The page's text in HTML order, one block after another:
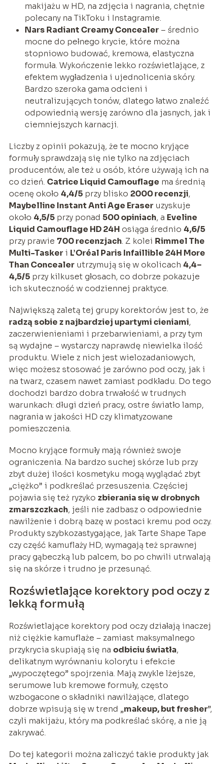
makijażu w HD, na zdjęcia i nagrania, chętnie
polecany na TikToku i Instagramie.
Nars Radiant Creamy Concealer– średnio
mocne do pełnego krycie, które można
stopniowo budować, kremowa, elastyczna
formuła. Wykończenie lekko rozświetlające, z
efektem wygładzenia i ujednolicenia skóry.
Bardzo szeroka gama odcieni i
neutralizujących tonów, dlatego łatwo znaleźć
odpowiednią wersję zarówno dla jasnych, jak i
ciemniejszych karnacji.
Liczby z opinii pokazują, że te mocno kryjące
formuły sprawdzają się nie tylko na zdjęciach
producentów, ale też u osób, które używają ich na
co dzień. Catrice Liquid Camouflage ma średnią
ocenę około 4,4/5przy blisko 2000 recenzji,
Maybelline Instant Anti Age Eraseruzyskuje
około 4,5/5przy ponad 500 opiniach, a Eveline
Liquid Camouflage HD 24H osiąga średnio 4,6/5
przy prawie 700 recenzjach. Z kolei Rimmel The
Multi-Taskeri L’Oréal Paris Infaillible 24H More
Than Concealerutrzymują się w okolicach 4,4–
4,5/5przy kilkuset głosach, co dobrze pokazuje
ich skuteczność w codziennej praktyce.
Największą zaletą tej grupy korektorów jest to, że
radzą sobie z najbardziej upartymi cieniami,
zaczerwienieniami i przebarwieniami, a przy tym
są wydajne – wystarczy naprawdę niewielka ilość
produktu. Wiele z nich jest wielozadaniowych,
więc możesz stosować je zarówno pod oczy, jak i
na twarz, czasem nawet zamiast podkładu. Do tego
dochodzi bardzo dobra trwałość w trudnych
warunkach: długi dzień pracy, ostre światło lamp,
nagrania w jakości HD czy klimatyzowane
pomieszczenia.
Mocno kryjące formuły mają również swoje
ograniczenia. Na bardzo suchej skórze lub przy
zbyt dużej ilości kosmetyku mogą wyglądać zbyt
„ciężko” i podkreślać przesuszenia. Częściej
pojawia się też ryzyko zbierania się w drobnych
zmarszczkach, jeśli nie zadbasz o odpowiednie
nawilżenie i dobrą bazę w postaci kremu pod oczy.
Produkty szybkozastygające, jak Tarte Shape Tape
czy część kamuflaży HD, wymagają też sprawnej
pracy gąbeczką lub palcem, bo po chwili utrwalają
się na skórze i trudno je przesunąć.
Rozświetlające korektory pod oczy z
lekką formułą
Rozświetlające korektory pod oczy działają inaczej
niż ciężkie kamuflaże – zamiast maksymalnego
przykrycia skupiają się na odbiciu światła,
delikatnym wyrównaniu kolorytu i efekcie
„wypoczętego” spojrzenia. Mają zwykle lżejsze,
serumowe lub kremowe formuły, często
wzbogacone o składniki nawilżające, dlatego
dobrze wpisują się w trend „makeup, but fresher”,
czyli makijażu, który ma podkreślać skórę, a nie ją
zakrywać.
Do tej kategorii można zaliczyć takie produkty jak